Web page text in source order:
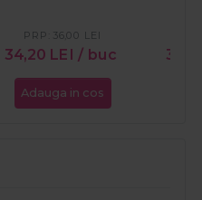
34,20 LEI / buc
PRP: 36,00 LEI
Adauga in cos